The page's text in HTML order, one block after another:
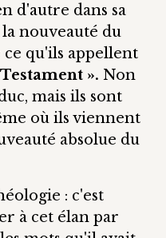
d'autre dans sa
nouveauté du
ce qu'ils appellent
». Non
mais ils sont
où ils viennent
absolue du
: c'est
à cet élan par